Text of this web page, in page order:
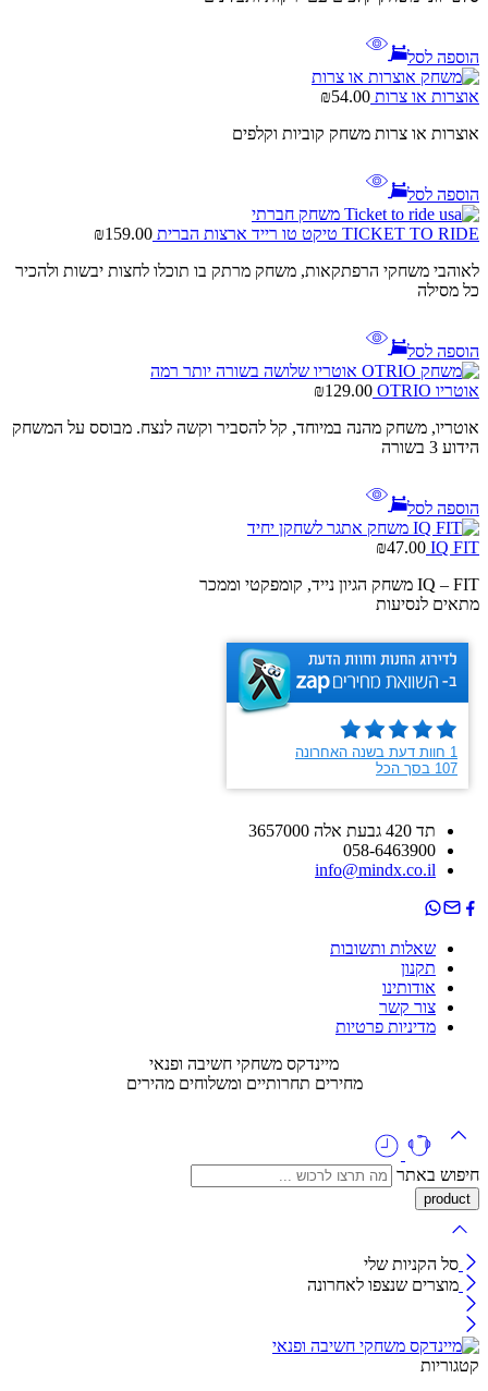
הוספה לסל
אוצרות או צרות ₪54.00
אוצרות או צרות משחק קוביות וקלפים
הוספה לסל
TICKET TO RIDE טיקט טו רייד ארצות הברית ₪159.00
לאוהבי משחקי הרפתקאות, משחק מרתק בו תוכלו לחצות יבשות ולהכיר
כל מסילה
הוספה לסל
אוטריו OTRIO ₪129.00
אוטריו, משחק מהנה במיוחד, קל להסביר וקשה לנצח. מבוסס על המשחק
הידוע 3 בשורה
הוספה לסל
IQ FIT
₪47.00
IQ – FIT משחק הגיון נייד, קומפקטי וממכר
מתאים לנסיעות
תד 420 גבעת אלה 3657000
058-6463900
info@mindx.co.il
שאלות ותשובות
תקנון
אודותינו
צור קשר
מדיניות פרטיות
מיינדקס משחקי חשיבה ופנאי
מחירים תחרותיים ומשלוחים מהירים
חיפוש באתר
סל הקניות שלי
מוצרים שנצפו לאחרונה
קטגוריות